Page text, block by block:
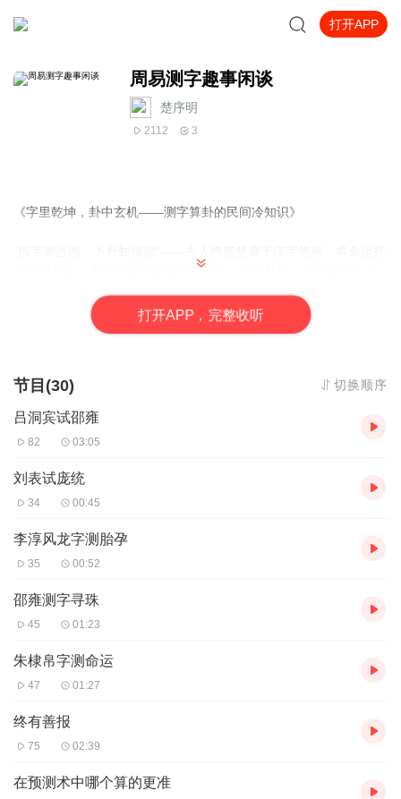
打开APP
周易测字趣事闲谈
楚序明
2112 3
《字里乾坤，卦中玄机——测字算卦的民间冷知识》
付阴阳卦象。本专辑带您穿越市井茶馆、街头卦摊，聆听那些令人
• 为何"柴"字断姻缘，却暗藏升官玄机？
• 落魄书生随手涂鸦，竟被算出十年后功名？
从拆字解梦到卦象破局，从江湖骗术到民间智慧，每期一个离奇故
事，带您看透汉字中的命运密码，笑谈卦象里的众生百态。听罢或
许恍然：原来命运，早藏在那一撇一捺、一阴一阳之间。
打开APP，完整收听
节目(30) 切换顺序
吕洞宾试邵雍
82 03:05
刘表试庞统
34 00:45
李淳风龙字测胎孕
35 00:52
邵雍测字寻珠
45 01:23
朱棣帛字测命运
47 01:27
终有善报
75 02:39
在预测术中哪个算的更准